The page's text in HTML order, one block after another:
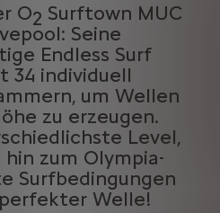
O2 Surftown MUC
Seine
Endless Surf
34 individuell
um Wellen
zu erzeugen.
Level,
zum Olympia-
Surfbedingungen
Welle!